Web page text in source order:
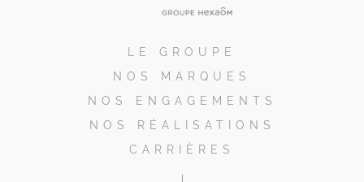
LE GROUPE
NOS MARQUES
NOS ENGAGEMENTS
NOS RÉALISATIONS
CARRIÈRES